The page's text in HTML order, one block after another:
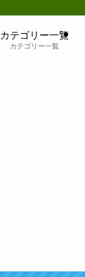
カテゴリー一覧
カテゴリー一覧